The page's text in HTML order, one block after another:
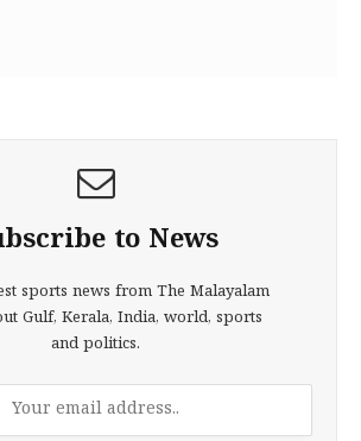
to News
sports news from The Malayalam
Gulf, Kerala, India, world, sports
and politics.